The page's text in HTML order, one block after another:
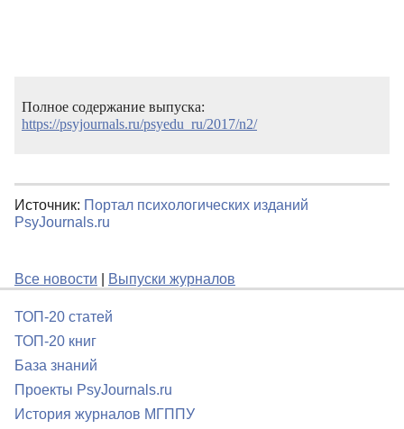
Полное содержание выпуска:
https://psyjournals.ru/psyedu_ru/2017/n2/
Источник: Портал психологических изданий
PsyJournals.ru
Все новости Выпуски журналов
ТОП-20 статей
ТОП-20 книг
База знаний
Проекты PsyJournals.ru
История журналов МГППУ